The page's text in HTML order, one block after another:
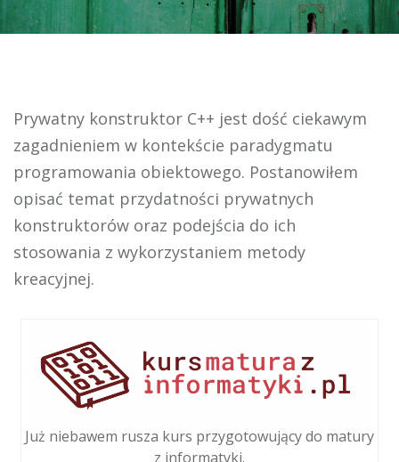
Prywatny konstruktor C++ jest dość ciekawym
zagadnieniem w kontekście paradygmatu
programowania obiektowego. Postanowiłem
opisać temat przydatności prywatnych
konstruktorów oraz podejścia do ich
stosowania z wykorzystaniem metody
kreacyjnej.
Już niebawem rusza kurs przygotowujący do matury
z informatyki.